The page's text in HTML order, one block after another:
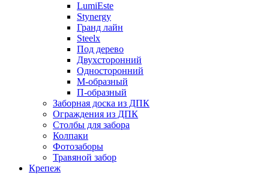
LumiEste
Stynergy
Гранд лайн
Steelx
Под дерево
Двухсторонний
Односторонний
М-образный
П-образный
Заборная доска из ДПК
Ограждения из ДПК
Столбы для забора
Колпаки
Фотозаборы
Травяной забор
Крепеж